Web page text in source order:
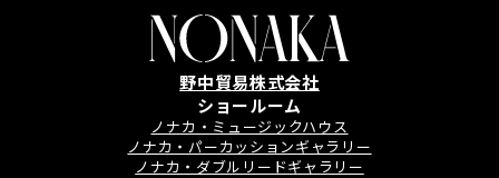
野中貿易株式会社
ショールーム
ノナカ・ミュージックハウス
ノナカ・パーカッションギャラリー
ノナカ・ダブルリードギャラリー